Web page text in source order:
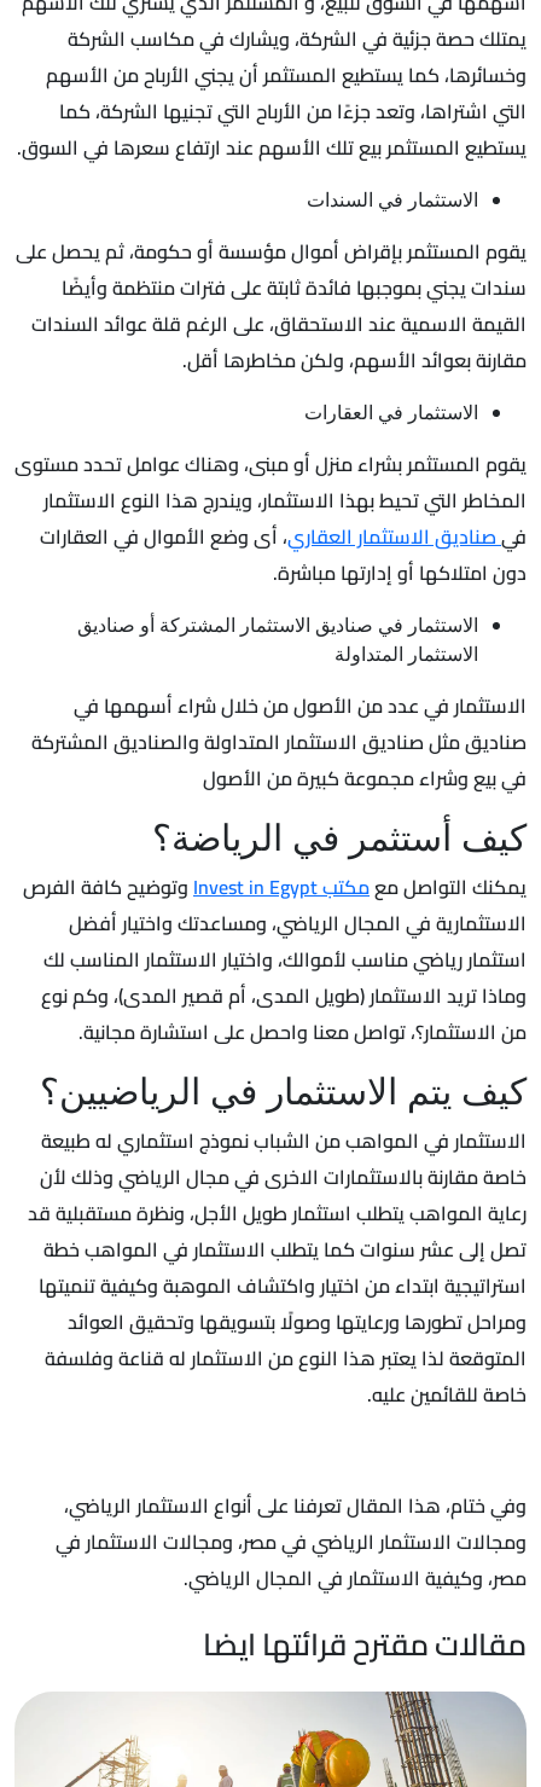
يمتلك حصة جزئية في الشركة، ويشارك في مكاسب الشركة
وخسائرها، كما يستطيع المستثمر أن يجني الأرباح من الأسهم
التي اشتراها، وتعد جزءًا من الأرباح التي تجنيها الشركة، كما
يستطيع المستثمر بيع تلك الأسهم عند ارتفاع سعرها في السوق.
الاستثمار في السندات
يقوم المستثمر بإقراض أموال مؤسسة أو حكومة، ثم يحصل على
سندات يجني بموجبها فائدة ثابتة على فترات منتظمة وأيضًا
القيمة الاسمية عند الاستحقاق، على الرغم قلة عوائد السندات
مقارنة بعوائد الأسهم، ولكن مخاطرها أقل.
الاستثمار في العقارات
يقوم المستثمر بشراء منزل أو مبنى، وهناك عوامل تحدد مستوى
المخاطر التي تحيط بهذا الاستثمار، ويندرج هذا النوع الاستثمار
فيصناديق الاستثمار العقاري، أى وضع الأموال في العقارات
دون امتلاكها أو إدارتها مباشرة.
الاستثمار في صناديق الاستثمار المشتركة أو صناديق
الاستثمار المتداولة
الاستثمار في عدد من الأصول من خلال شراء أسهمها في
صناديق مثل صناديق الاستثمار المتداولة والصناديق المشتركة
في بيع وشراء مجموعة كبيرة من الأصول
كيف أستثمر في الرياضة؟
يمكنك التواصل معمكتب Invest in Egypt
وتوضيح كافة الفرص
الاستثمارية في المجال الرياضي، ومساعدتك واختيار أفضل
استثمار رياضي مناسب لأموالك، واختيار الاستثمار المناسب لك
وماذا تريد الاستثمار (طويل المدى، أم قصير المدى)، وكم نوع
من الاستثمار؟، تواصل معنا واحصل على استشارة مجانية.
كيف يتم الاستثمار في الرياضيين؟
الاستثمار في المواهب من الشباب نموذج استثماري له طبيعة
خاصة مقارنة بالاستثمارات الاخرى في مجال الرياضي وذلك لأن
رعاية المواهب يتطلب استثمار طويل الأجل، ونظرة مستقبلية قد
تصل إلى عشر سنوات كما يتطلب الاستثمار في المواهب خطة
استراتيجية ابتداء من اختيار واكتشاف الموهبة وكيفية تنميتها
ومراحل تطورها ورعايتها وصولًا بتسويقها وتحقيق العوائد
المتوقعة لذا يعتبر هذا النوع من الاستثمار له قناعة وفلسفة
خاصة للقائمين عليه.
وفي ختام، هذا المقال تعرفنا على أنواع الاستثمار الرياضي،
ومجالات الاستثمار الرياضي في مصر، ومجالات الاستثمار في
مصر، وكيفية الاستثمار في المجال الرياضي.
مقالات مقترح قرائتها ايضا